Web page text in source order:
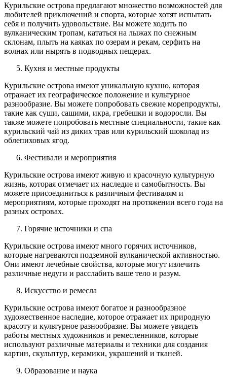
Курильские острова предлагают множество возможностей для
любителей приключений и спорта, которые хотят испытать
себя и получить удовольствие. Вы можете ходить по
вулканическим тропам, кататься на лыжах по снежным
склонам, плыть на каяках по озерам и рекам, серфить на
волнах или нырять в подводных пещерах.
Кухня и местные продукты
Курильские острова имеют уникальную кухню, которая
отражает их географическое положение и культурное
разнообразие. Вы можете попробовать свежие морепродукты,
такие как суши, сашими, икра, гребешки и водоросли. Вы
также можете попробовать местные специальности, такие как
курильский чай из диких трав или курильский шоколад из
облепиховых ягод.
Фестивали и мероприятия
Курильские острова имеют живую и красочную культурную
жизнь, которая отмечает их наследие и самобытность. Вы
можете присоединиться к различным фестивалям и
мероприятиям, которые проходят на протяжении всего года на
разных островах.
Горячие источники и спа
Курильские острова имеют много горячих источников,
которые нагреваются подземной вулканической активностью.
Они имеют лечебные свойства, которые могут излечить
различные недуги и расслабить ваше тело и разум.
Искусство и ремесла
Курильские острова имеют богатое и разнообразное
художественное наследие, которое отражает их природную
красоту и культурное разнообразие. Вы можете увидеть
работы местных художников и ремесленников, которые
используют различные материалы и техники для создания
картин, скульптур, керамики, украшений и тканей.
Образование и наука